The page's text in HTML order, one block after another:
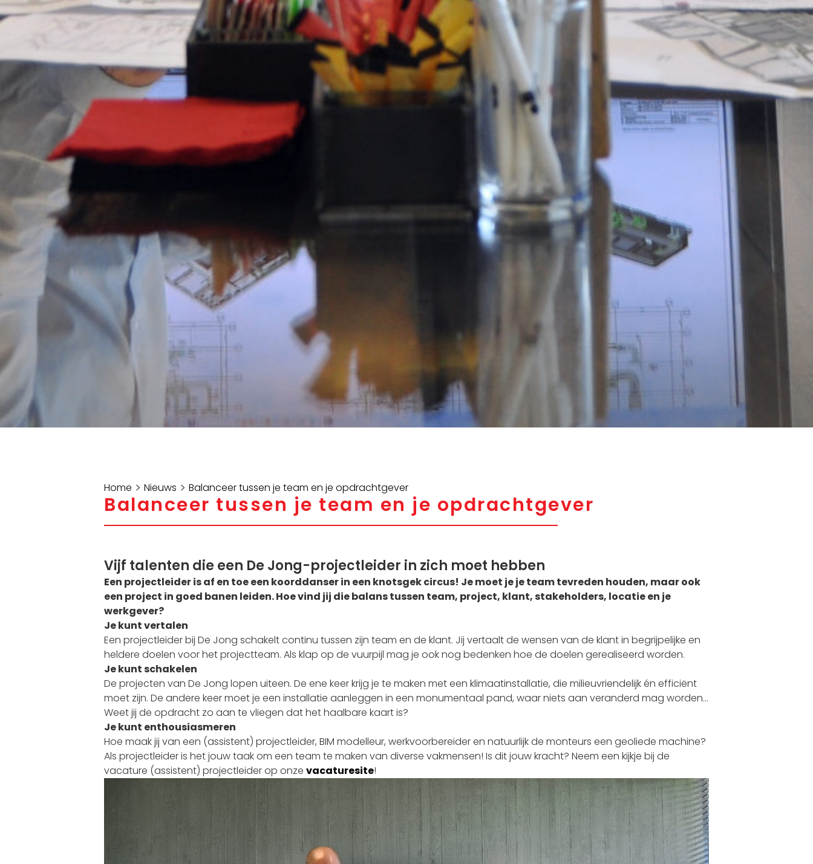
Home > Nieuws > Balanceer tussen je team en je opdrachtgever
Balanceer tussen je team en je opdrachtgever
Vijf talenten die een De Jong-projectleider in zich moet hebben
Een projectleider is af en toe een koorddanser in een knotsgek circus! Je moet je je team tevreden houden, maar ook
een project in goed banen leiden. Hoe vind jij die balans tussen team, project, klant, stakeholders, locatie en je
werkgever?
Je kunt vertalen
Een projectleider bij De Jong schakelt continu tussen zijn team en de klant. Jij vertaalt de wensen van de klant in begrijpelijke en
heldere doelen voor het projectteam. Als klap op de vuurpijl mag je ook nog bedenken hoe de doelen gerealiseerd worden.
Je kunt schakelen
De projecten van De Jong lopen uiteen. De ene keer krijg je te maken met een klimaatinstallatie, die milieuvriendelijk én efficiënt
moet zijn. De andere keer moet je een installatie aanleggen in een monumentaal pand, waar niets aan veranderd mag worden…
Weet jij de opdracht zo aan te vliegen dat het haalbare kaart is?
Je kunt enthousiasmeren
Hoe maak jij van een (assistent) projectleider, BIM modelleur, werkvoorbereider en natuurlijk de monteurs een geoliede machine?
Als projectleider is het jouw taak om een team te maken van diverse vakmensen! Is dit jouw kracht? Neem een kijkje bij de
vacature (assistent) projectleider op onze vacaturesite!